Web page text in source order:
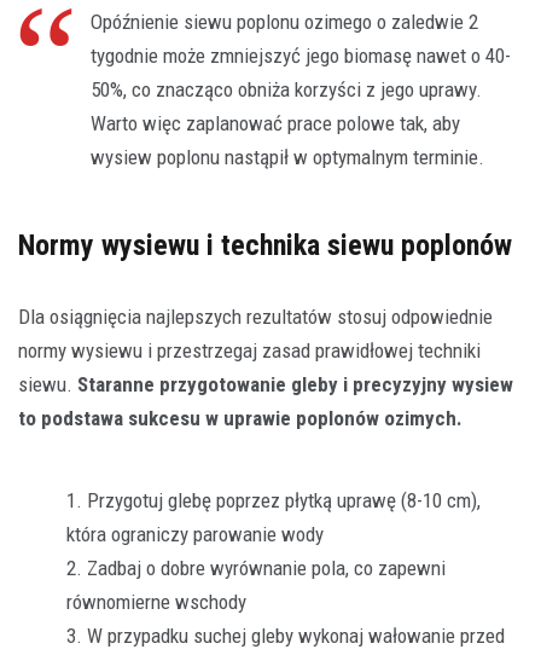
Opóźnienie siewu poplonu ozimego o zaledwie 2
tygodnie może zmniejszyć jego biomasę nawet o 40-
50%, co znacząco obniża korzyści z jego uprawy.
Warto więc zaplanować prace polowe tak, aby
wysiew poplonu nastąpił w optymalnym terminie.
Normy wysiewu i technika siewu poplonów
Dla osiągnięcia najlepszych rezultatów stosuj odpowiednie
normy wysiewu i przestrzegaj zasad prawidłowej techniki
siewu. Staranne przygotowanie gleby i precyzyjny wysiew
to podstawa sukcesu w uprawie poplonów ozimych.
Przygotuj glebę poprzez płytką uprawę (8-10 cm),
która ograniczy parowanie wody
Zadbaj o dobre wyrównanie pola, co zapewni
równomierne wschody
W przypadku suchej gleby wykonaj wałowanie przed